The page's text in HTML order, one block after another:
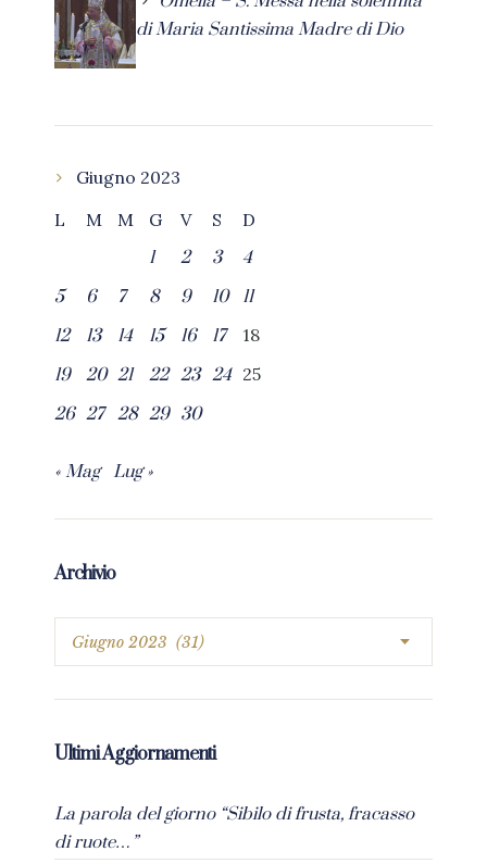
di Maria Santissima Madre di Dio
Giugno 2023
L
M M G V S
D
1
2 3
4
5
6 7 8 9 10
11
12
13 14 15 16 17
18
19
20 21 22 23 24 25
26 27 28 29 30
« Mag Lug »
Archivio
Ultimi Aggiornamenti
La parola del giorno “Sibilo di frusta, fracasso
di ruote…”